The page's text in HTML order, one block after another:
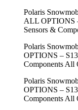
Polaris
ALL OPTIONS
Sensors &
Polaris
OPTIONS –
Components All
Polaris
OPTIONS –
Components All